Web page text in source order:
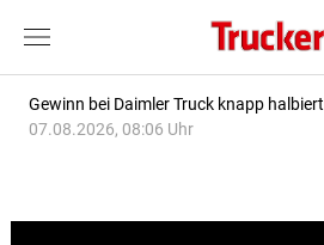
Gewinn bei Daimler Truck knapp halbiert
07.08.2026, 08:06 Uhr